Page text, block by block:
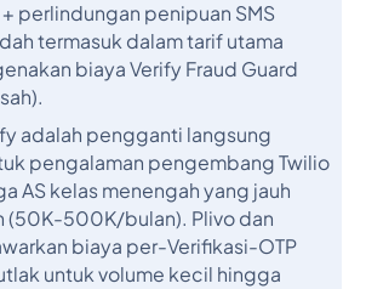
+ perlindungan penipuan SMS
termasuk dalam tarif utama
biaya Verify Fraud Guard
adalah pengganti langsung
pengalaman pengembang Twilio
AS kelas menengah yang jauh
(50K-500K/bulan). Plivo dan
biaya per-Verifikasi-OTP
untuk volume kecil hingga